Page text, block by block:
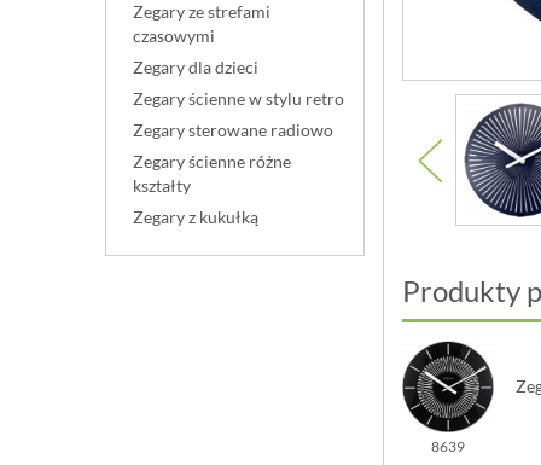
Zegary ze strefami
czasowymi
Zegary dla dzieci
Zegary ścienne w stylu retro
Zegary sterowane radiowo
Zegary ścienne różne
kształty
Zegary z kukułką
Produkty
8639